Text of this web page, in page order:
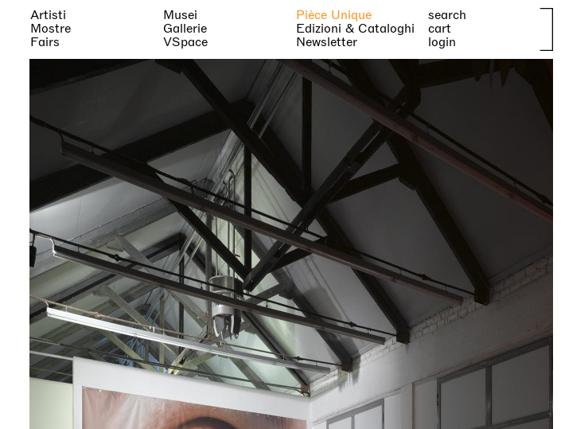
Artisti
Mostre
Fairs
Musei
Gallerie
VSpace
Pièce Unique
Edizioni & Cataloghi
Newsletter
search
cart
login